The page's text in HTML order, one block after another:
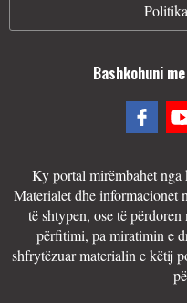
Bashkohuni
Ky portal mirëmbahet
Materialet dhe informacionet
të shtypen, ose të
përfitimi, pa miratimin e
shfrytëzuar materialin e këtij